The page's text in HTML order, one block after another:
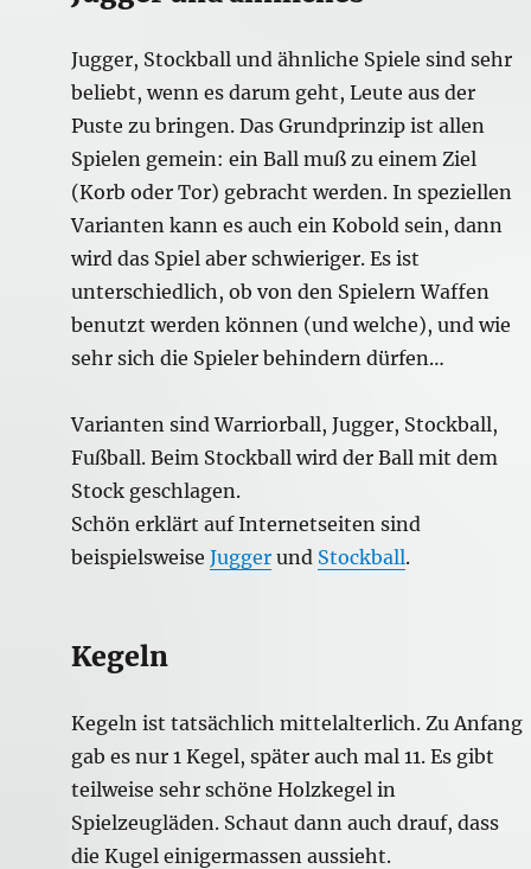
Jugger, Stockball und ähnliche Spiele sind sehr
beliebt, wenn es darum geht, Leute aus der
Puste zu bringen. Das Grundprinzip ist allen
Spielen gemein: ein Ball muß zu einem Ziel
(Korb oder Tor) gebracht werden. In speziellen
Varianten kann es auch ein Kobold sein, dann
wird das Spiel aber schwieriger. Es ist
unterschiedlich, ob von den Spielern Waffen
benutzt werden können (und welche), und wie
sehr sich die Spieler behindern dürfen…
Varianten sind Warriorball, Jugger, Stockball,
Fußball. Beim Stockball wird der Ball mit dem
Stock geschlagen.
Schön erklärt auf Internetseiten sind
beispielsweise Juggerund Stockball.
Kegeln
Kegeln ist tatsächlich mittelalterlich. Zu Anfang
gab es nur 1 Kegel, später auch mal 11. Es gibt
teilweise sehr schöne Holzkegel in
Spielzeugläden. Schaut dann auch drauf, dass
die Kugel einigermassen aussieht.